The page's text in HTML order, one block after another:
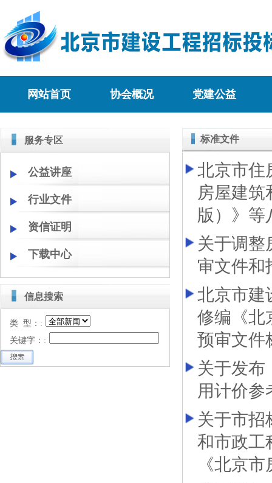
网站首页 协会概况 党建公益
服务专区
公益讲座
行业文件
资信证明
下载中心
信息搜索
类 型：:
关键字：:
标准文件
北京市住
房屋建筑
版）》等
关于调整
审文件和
北京市建
修编《北
预审文件
关于发布
用计价参
关于市招
和市政工
《北京